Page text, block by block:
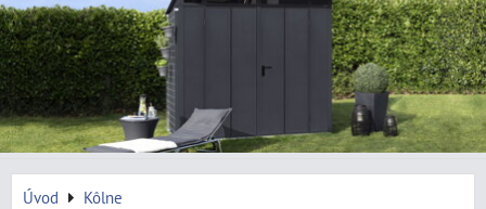
Úvod Kôlne